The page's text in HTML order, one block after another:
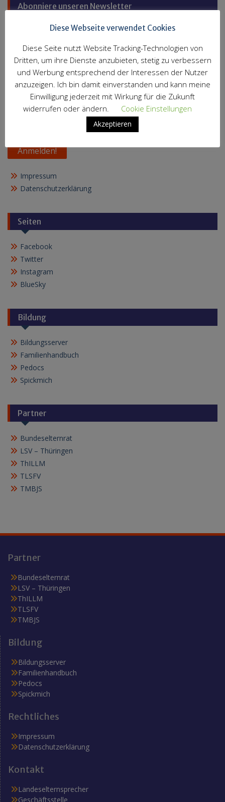
Abonniere unseren Newsletter
Nachname
E-Mail*
Impressum
Datenschutzerklärung
Seiten
Facebook
Twitter
Instagram
BlueSky
Bildung
Bildungsserver
Familienhandbuch
Pedocs
Spickmich
Partner
Bundeselternrat
LSV – Thüringen
ThILLM
TLSFV
TMBJS
Partner
Bundeselternrat
LSV – Thüringen
ThILLM
TLSFV
TMBJS
Bildung
Bildungsserver
Familienhandbuch
Pedocs
Spickmich
Rechtliches
Impressum
Datenschutzerklärung
Kontakt
Landeselternsprecher
Geschäftsstelle
Diese Webseite verwendet Cookies
Diese Seite nutzt Website Tracking-Technologien von
Dritten, um ihre Dienste anzubieten, stetig zu verbessern
und Werbung entsprechend der Interessen der Nutzer
anzuzeigen. Ich bin damit einverstanden und kann meine
Einwilligung jederzeit mit Wirkung für die Zukunft
widerrufen oder ändern.
Cookie Einstellungen
Akzeptieren